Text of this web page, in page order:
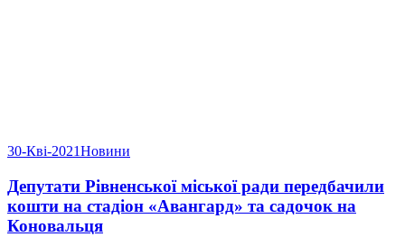
30-Кві-2021Новини
Депутати Рівненської міської ради передбачили
кошти на стадіон «Авангард» та садочок на
Коновальця